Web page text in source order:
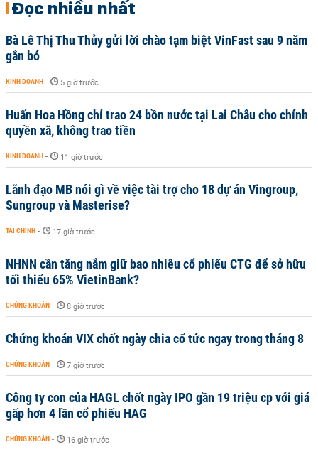
Đọc nhiều nhất
Bà Lê Thị Thu Thủy gửi lời chào tạm biệt VinFast sau 9 năm
gắn bó
KINH DOANH - 5 giờ trước
Huấn Hoa Hồng chỉ trao 24 bồn nước tại Lai Châu cho chính
quyền xã, không trao tiền
KINH DOANH - 11 giờ trước
Lãnh đạo MB nói gì về việc tài trợ cho 18 dự án Vingroup,
Sungroup và Masterise?
TÀI CHÍNH - 17 giờ trước
NHNN cần tăng nắm giữ bao nhiêu cổ phiếu CTG để sở hữu
tối thiểu 65% VietinBank?
CHỨNG KHOÁN - 8 giờ trước
Chứng khoán VIX chốt ngày chia cổ tức ngay trong tháng 8
CHỨNG KHOÁN - 7 giờ trước
Công ty con của HAGL chốt ngày IPO gần 19 triệu cp với giá
gấp hơn 4 lần cổ phiếu HAG
CHỨNG KHOÁN - 16 giờ trước